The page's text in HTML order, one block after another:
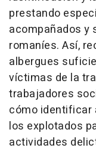
prestando
acompañados y
romaníes. Así,
albergues
víctimas de la
trabajadores
cómo identificar
los explotados
actividades